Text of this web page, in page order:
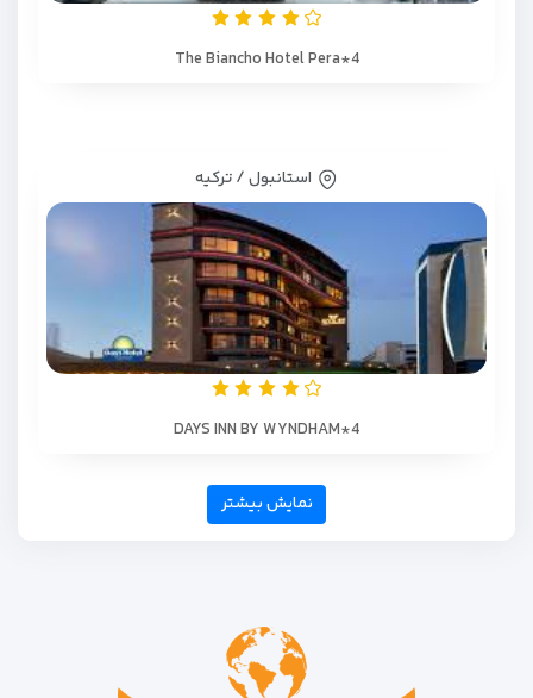
The Biancho Hotel Pera*4
استانبول / ترکیه
DAYS INN BY WYNDHAM*4
نمایش بیشتر